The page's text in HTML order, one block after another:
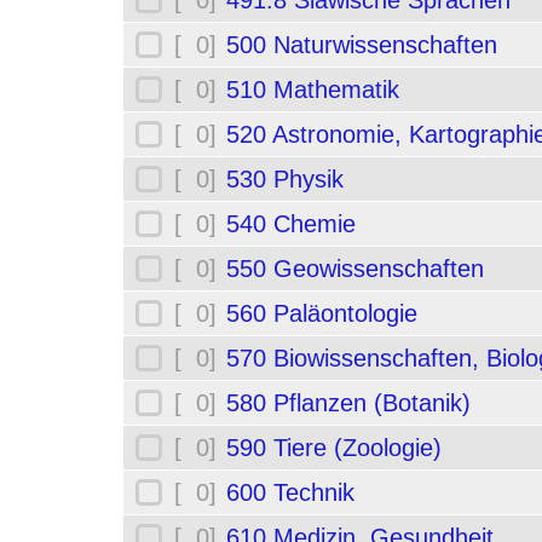
[ 0] 500 Naturwissenschaften
[ 0] 510 Mathematik
[ 0] 520 Astronomie,
[ 0] 530 Physik
[ 0] 540 Chemie
[ 0] 550 Geowissenschaften
[ 0] 560 Paläontologie
[ 0] 570 Biowissenschaften,
[ 0] 580 Pflanzen (Botanik)
[ 0] 590 Tiere (Zoologie)
[ 0] 600 Technik